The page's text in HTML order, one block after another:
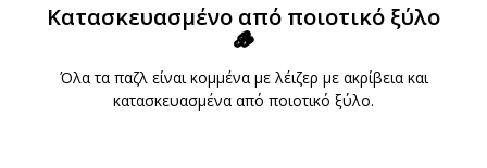
Κατασκευασμένο από ποιοτικό ξύλο
🪵
Όλα τα παζλ είναι κομμένα με λέιζερ με ακρίβεια και
κατασκευασμένα από ποιοτικό ξύλο.